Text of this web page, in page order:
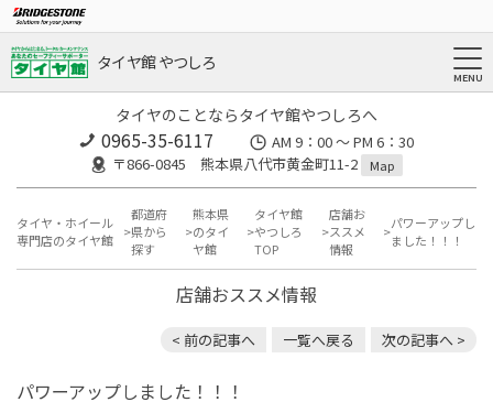
タイヤ館 やつしろ
タイヤのことならタイヤ館やつしろへ
0965-35-6117
AM 9：00 ～ PM 6：30
〒866-0845 熊本県八代市黄金町11-2
Map
タイヤ・ホイール
専門店のタイヤ館
都道府
県から
探す
熊本県
のタイ
ヤ館
タイヤ館
やつしろ
TOP
店舗お
ススメ
情報
パワーアップし
ました！！！
店舗おススメ情報
< 前の記事へ 一覧へ戻る 次の記事へ >
パワーアップしました！！！